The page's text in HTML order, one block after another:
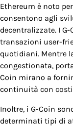
Ethereum è noto
consentono agli
decentralizzate. I
transazioni user-
quotidiani. Mentre
congestionata,
Coin mirano a
continuità con
Inoltre, i G-Coin
determinati tipi di